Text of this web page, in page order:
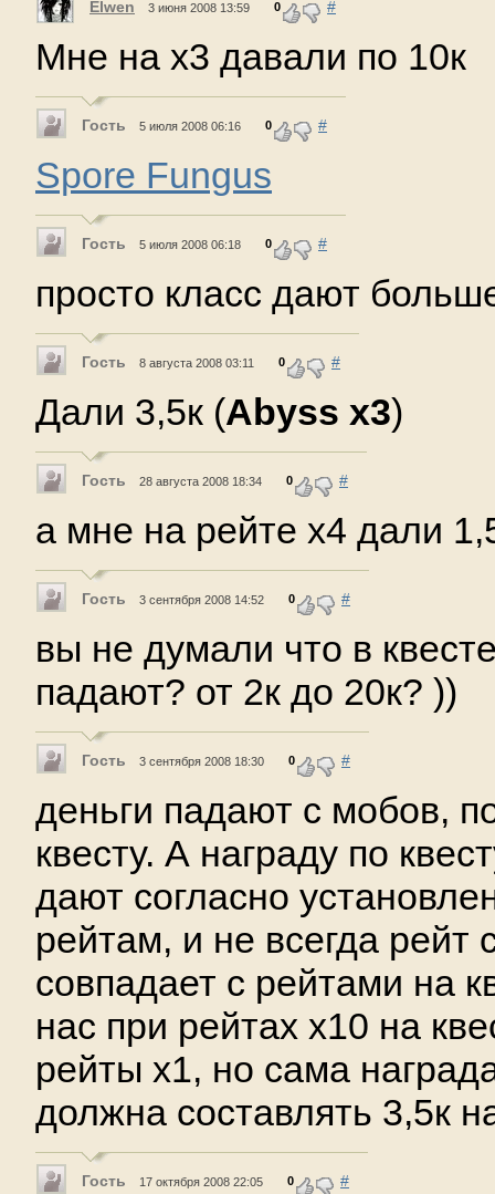
Elwen 3 июня 2008 13:59 0 #
Мне на х3 давали по 10к
Гость 5 июля 2008 06:16 0 #
Spore Fungus
Гость 5 июля 2008 06:18 0 #
просто класс дают
Гость 8 августа 2008 03:11 0 #
Дали 3,5к (Abyss x3)
Гость 28 августа 2008 18:34 0 #
а мне на рейте х4 дали
Гость 3 сентября 2008 14:52 0 #
вы не думали что в
падают? от 2к до 20к? ))
Гость 3 сентября 2008 18:30 0 #
деньги падают с мобов,
квесту. А награду по
дают согласно
рейтам, и не всегда рейт
совпадает с рейтами на
нас при рейтах х10 на
рейты х1, но сама
должна составлять 3,5к
Гость 17 октября 2008 22:05 0 #